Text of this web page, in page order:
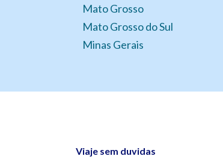
Mato Grosso
Mato Grosso do Sul
Minas Gerais
Viaje sem duvidas